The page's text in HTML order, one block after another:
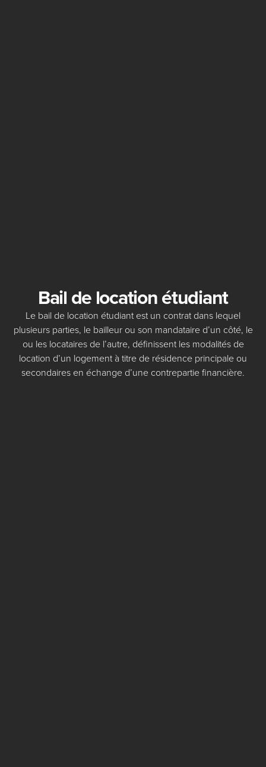
Bail de location étudiant
Le bail de location étudiant est un contrat dans lequel
plusieurs parties, le bailleur ou son mandataire d’un côté, le
ou les locataires de l’autre, définissent les modalités de
location d’un logement à titre de résidence principale ou
secondaires en échange d’une contrepartie financière.